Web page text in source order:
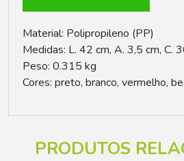
Material: Polipropileno (PP)
Medidas: L. 42 cm, A. 3,5 cm, C.
Peso: 0.315 kg
Cores: preto, branco, vermelho,
PRODUTOS